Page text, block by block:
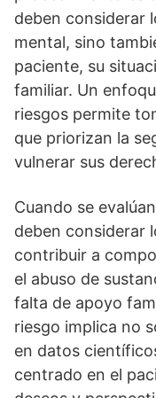
deben considerar
mental, sino
paciente, su
familiar. Un
riesgos permite
que priorizan la
vulnerar sus
Cuando se
deben considerar
contribuir a
el abuso de
falta de apoyo
riesgo implica no
en datos
centrado en el